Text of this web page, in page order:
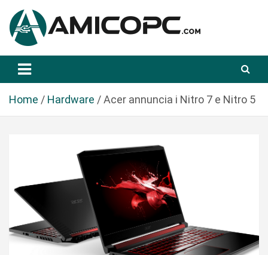
a
Amicopc.com
Home Hardware Acer annuncia i Nitro 7 e Nitro 5